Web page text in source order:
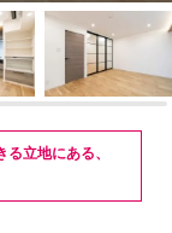
立地にある、